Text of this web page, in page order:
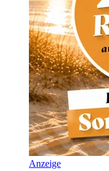
Anzeige